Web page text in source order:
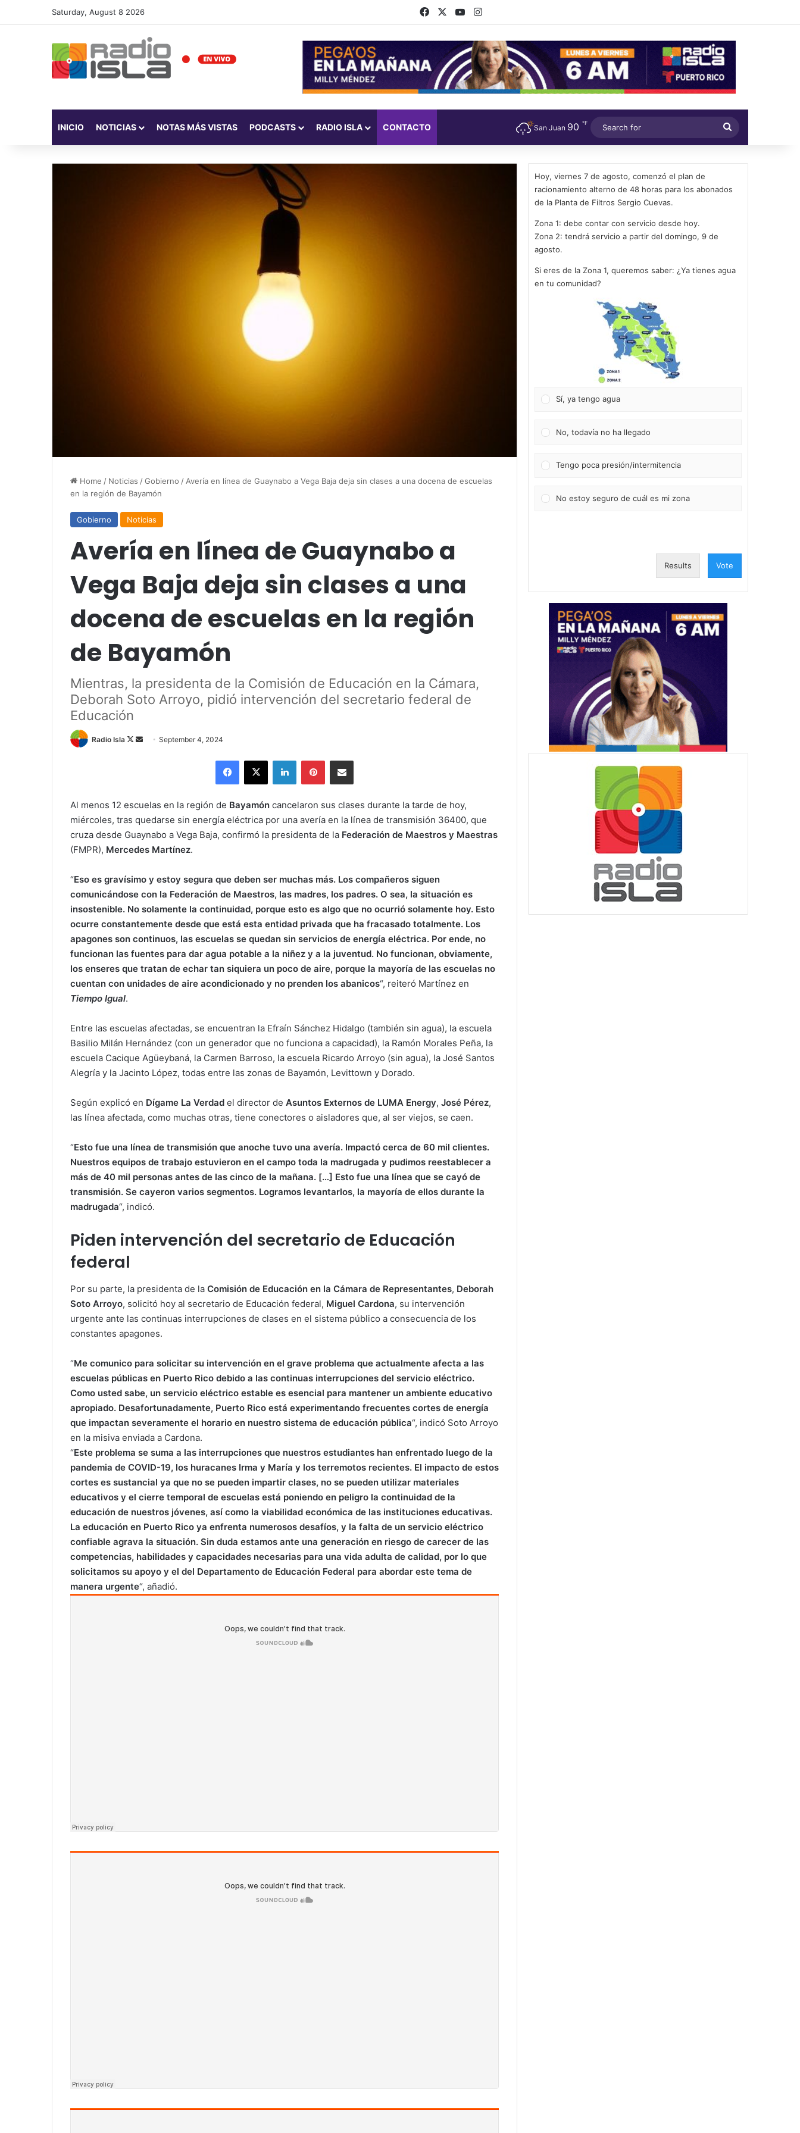
Saturday, August 8 2026 FacebookYouTubeInstagram
INICIO NOTICIAS NOTAS MÁS VISTAS PODCASTS RADIO ISLA CONTACTO San Juan 90 ℉
for
Home / Noticias /Gobierno /Avería en línea de Guaynabo a Vega Baja deja sin clases a una docena de escuelas
en la región de Bayamón
Gobierno Noticias
Avería en línea de Guaynabo a
Vega Baja deja sin clases a una
docena de escuelas en la región
de Bayamón
Mientras, la presidenta de la Comisión de Educación en la Cámara,
Deborah Soto Arroyo, pidió intervención del secretario federal de
Educación
Radio Isla
Follow
SendSeptember 4, 2024
Facebook
X LinkedInPinterestShare via Email
Al menos 12 escuelas en la región de Bayamón cancelaron sus clases durante la tarde de hoy,
miércoles, tras quedarse sin energía eléctrica por una avería en la línea de transmisión 36400, que
cruza desde Guaynabo a Vega Baja, confirmó la presidenta de la Federación de Maestros y Maestras
(FMPR), Mercedes Martínez.
“Eso es gravísimo y estoy segura que deben ser muchas más. Los compañeros siguen
comunicándose con la Federación de Maestros, las madres, los padres. O sea, la situación es
insostenible. No solamente la continuidad, porque esto es algo que no ocurrió solamente hoy. Esto
ocurre constantemente desde que está esta entidad privada que ha fracasado totalmente. Los
apagones son continuos, las escuelas se quedan sin servicios de energía eléctrica. Por ende, no
funcionan las fuentes para dar agua potable a la niñez y a la juventud. No funcionan, obviamente,
los enseres que tratan de echar tan siquiera un poco de aire, porque la mayoría de las escuelas no
cuentan con unidades de aire acondicionado y no prenden los abanicos“, reiteró Martínez en
Tiempo Igual.
Entre las escuelas afectadas, se encuentran la Efraín Sánchez Hidalgo (también sin agua), la escuela
Basilio Milán Hernández (con un generador que no funciona a capacidad), la Ramón Morales Peña, la
escuela Cacique Agüeybaná, la Carmen Barroso, la escuela Ricardo Arroyo (sin agua), la José Santos
Alegría y la Jacinto López, todas entre las zonas de Bayamón, Levittown y Dorado.
Según explicó en Dígame La Verdad el director de Asuntos Externos de LUMA Energy, José Pérez,
las línea afectada, como muchas otras, tiene conectores o aisladores que, al ser viejos, se caen.
“Esto fue una línea de transmisión que anoche tuvo una avería. Impactó cerca de 60 mil clientes.
Nuestros equipos de trabajo estuvieron en el campo toda la madrugada y pudimos reestablecer a
más de 40 mil personas antes de las cinco de la mañana. […] Esto fue una línea que se cayó de
transmisión. Se cayeron varios segmentos. Logramos levantarlos, la mayoría de ellos durante la
madrugada“, indicó.
Piden intervención del secretario de Educación
federal
Por su parte, la presidenta de la Comisión de Educación en la Cámara de Representantes, Deborah
Soto Arroyo, solicitó hoy al secretario de Educación federal, Miguel Cardona, su intervención
urgente ante las continuas interrupciones de clases en el sistema público a consecuencia de los
constantes apagones.
“Me comunico para solicitar su intervención en el grave problema que actualmente afecta a las
escuelas públicas en Puerto Rico debido a las continuas interrupciones del servicio eléctrico.
Como usted sabe, un servicio eléctrico estable es esencial para mantener un ambiente educativo
apropiado. Desafortunadamente, Puerto Rico está experimentando frecuentes cortes de energía
que impactan severamente el horario en nuestro sistema de educación pública“, indicó Soto Arroyo
en la misiva enviada a Cardona.
“Este problema se suma a las interrupciones que nuestros estudiantes han enfrentado luego de la
pandemia de COVID-19, los huracanes Irma y María y los terremotos recientes. El impacto de estos
cortes es sustancial ya que no se pueden impartir clases, no se pueden utilizar materiales
educativos y el cierre temporal de escuelas está poniendo en peligro la continuidad de la
educación de nuestros jóvenes, así como la viabilidad económica de las instituciones educativas.
La educación en Puerto Rico ya enfrenta numerosos desafíos, y la falta de un servicio eléctrico
confiable agrava la situación. Sin duda estamos ante una generación en riesgo de carecer de las
competencias, habilidades y capacidades necesarias para una vida adulta de calidad, por lo que
solicitamos su apoyo y el del Departamento de Educación Federal para abordar este tema de
manera urgente“, añadió.
Hoy, viernes 7 de agosto, comenzó el plan de
racionamiento alterno de 48 horas para los abonados
de la Planta de Filtros Sergio Cuevas.
Zona 1: debe contar con servicio desde hoy.
Zona 2: tendrá servicio a partir del domingo, 9 de
agosto.
Si eres de la Zona 1, queremos saber: ¿Ya tienes agua
en tu comunidad?
Sí, ya tengo agua
No, todavía no ha llegado
Tengo poca presión/intermitencia
No estoy seguro de cuál es mi zona
Results Vote